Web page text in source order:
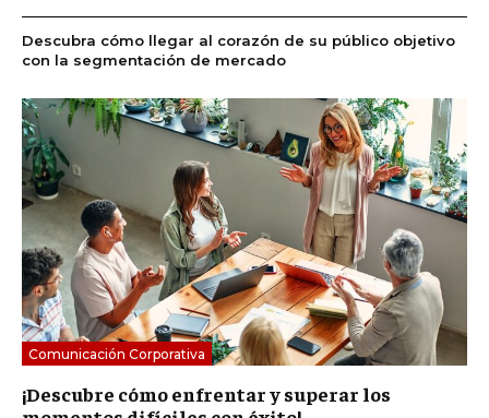
Descubra cómo llegar al corazón de su público objetivo
con la segmentación de mercado
Comunicación Corporativa
¡Descubre cómo enfrentar y superar los